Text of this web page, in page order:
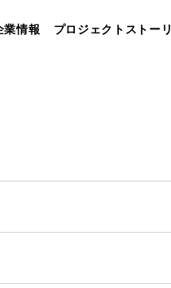
業情報 プロジェクトストー